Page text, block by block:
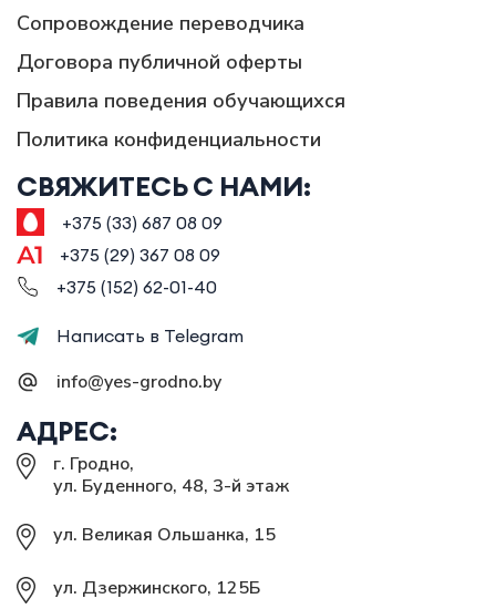
Сопровождение переводчика
Договора публичной оферты
Правила поведения обучающихся
Политика конфиденциальности
СВЯЖИТЕСЬ С НАМИ:
+375 (33) 687 08 09
+375 (29) 367 08 09
+375 (152) 62-01-40
Написать в Telegram
info@yes-grodno.by
АДРЕС:
г. Гродно,
ул. Буденного, 48, 3-й этаж
ул. Великая Ольшанка, 15
ул. Дзержинского, 125Б